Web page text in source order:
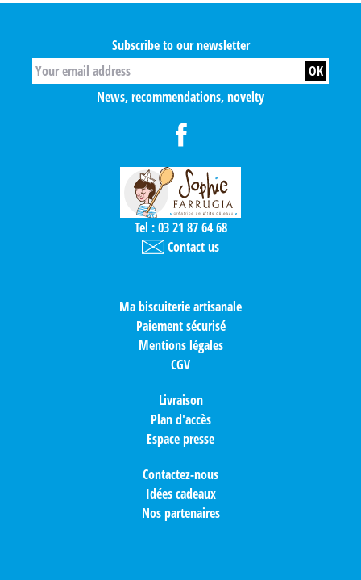
Tel : 03 21 87 64 68
Contact us
Ma biscuiterie artisanale
Paiement sécurisé
Mentions légales
CGV
Livraison
Plan d'accès
Espace presse
Contactez-nous
Idées cadeaux
Nos partenaires
Subscribe to our newsletter
News, recommendations, novelty